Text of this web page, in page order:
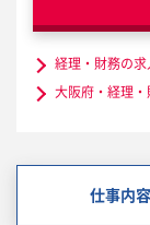
経理・財務の
大阪府・経理
仕事内容